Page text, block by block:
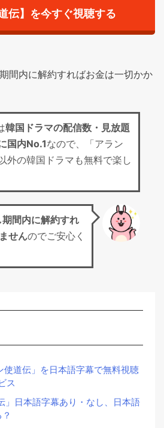
伝】を今すぐ視聴する
間内に解約すればお金は一切かか
韓国ドラマの配信数・見放題
国内No.1なので、「アラン
外の韓国ドラマも無料で楽し
間内に解約すれ
せんのでご安心く
使道伝」を日本語字幕で無料視聴
ス
」日本語字幕あり・なし、日本語